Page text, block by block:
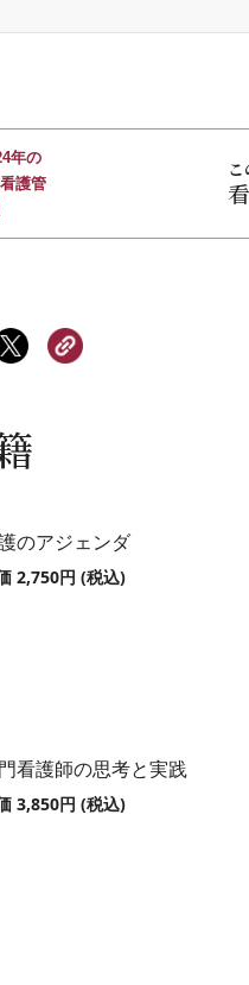
年の
護管
のアジェンダ
2,750円 (税込)
看護師の思考と実践
3,850円 (税込)